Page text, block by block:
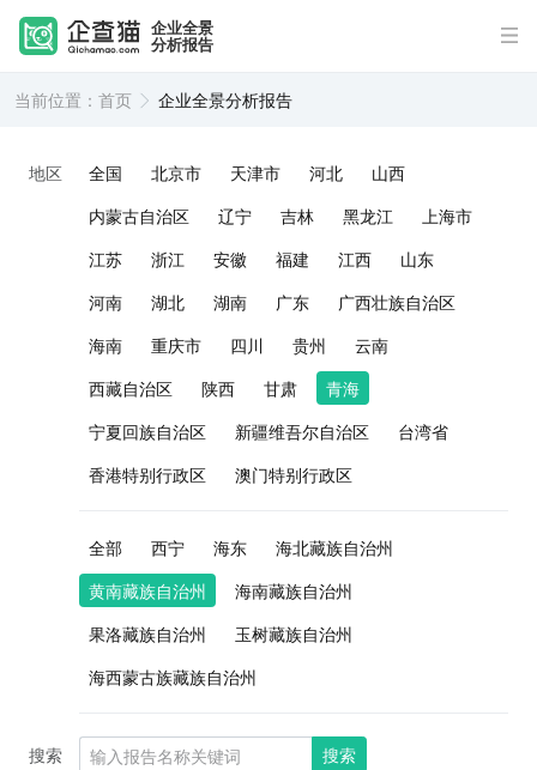
企业全景
分析报告
当前位置： 首页 企业全景分析报告
地区 全国 北京市 天津市 河北
山西
内蒙古自治区
辽宁 吉林 黑龙江
上海市
江苏
浙江 安徽 福建 江西
山东
河南
湖北 湖南 广东
广西壮族自治区
海南
重庆市 四川 贵州
云南
西藏自治区
陕西 甘肃
青海
宁夏回族自治区
新疆维吾尔自治区
台湾省
香港特别行政区
澳门特别行政区
全部 西宁 海东
海北藏族自治州
黄南藏族自治州
海南藏族自治州
果洛藏族自治州
玉树藏族自治州
海西蒙古族藏族自治州
搜索 搜索